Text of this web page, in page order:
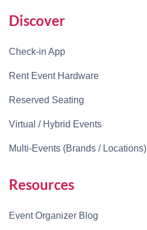
Discover
Check-in App
Rent Event Hardware
Reserved Seating
Virtual / Hybrid Events
Multi-Events (Brands / Locations)
Resources
Event Organizer Blog